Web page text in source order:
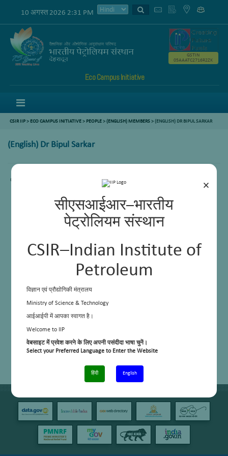
×
सीएसआईआर–भारतीय
पेट्रोलियम संस्थान
CSIR–Indian Institute of
Petroleum
विज्ञान एवं प्रौद्योगिकी मंत्रालय
Ministry of Science & Technology
आईआईपी में आपका स्वागत है।
Welcome to IIP
वेबसाइट में प्रवेश करने के लिए अपनी पसंदीदा भाषा चुनें।
Select your Preferred Language to Enter the Website
हिंदी English
10 अगस्त 2026 2:31 PM
Eco Campus Initiative
GSTIN
05AAATC2716R2ZK
CSIR IIP> ECO CAMPUS INITIATIVE> PEOPLE>(ENGLISH) MEMBERS> (ENGLISH) DR BIPUL SARKAR
(English) Dr Bipul Sarkar
Content not available.